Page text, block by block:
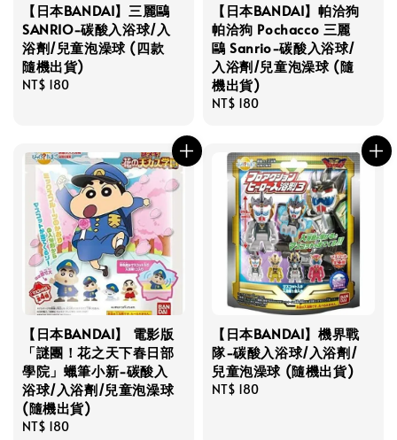
【日本BANDAI】三麗鷗
SANRIO-碳酸入浴球/入
浴劑/兒童泡澡球 (四款
隨機出貨)
Regular
NT$ 180
【日本BANDAI】帕洽狗
帕洽狗 Pochacco 三麗
鷗 Sanrio-碳酸入浴球/
入浴劑/兒童泡澡球 (隨
機出貨)
Regular
NT$ 180
【日本BANDAI】 電影版
「謎團！花之天下春日部
學院」蠟筆小新-碳酸入
浴球/入浴劑/兒童泡澡球
(隨機出貨)
Regular
NT$ 180
【日本BANDAI】機界戰
隊-碳酸入浴球/入浴劑/
兒童泡澡球 (隨機出貨)
Regular
NT$ 180